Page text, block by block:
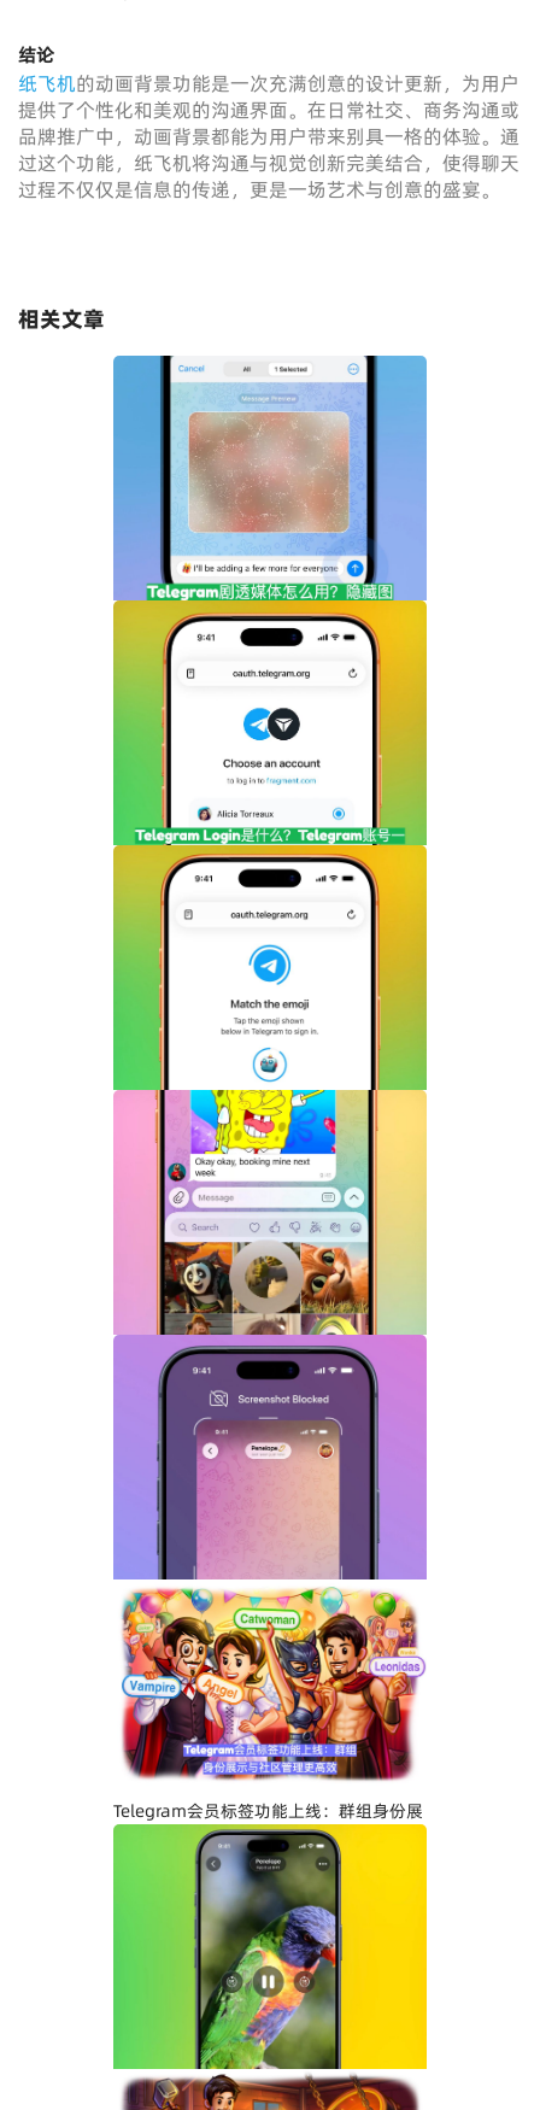
结论
纸飞机的动画背景功能是一次充满创意的设计更新，为用户
提供了个性化和美观的沟通界面。在日常社交、商务沟通或
品牌推广中，动画背景都能为用户带来别具一格的体验。通
过这个功能，纸飞机将沟通与视觉创新完美结合，使得聊天
过程不仅仅是信息的传递，更是一场艺术与创意的盛宴。
相关文章
频内容完整指南
一键登录功能全面解析
Telegram机器人流式响应功能详解：AI回
复实时生成体验升级
Telegram GIF标题功能上线：动态图也能
添加文字说明与表情内容
Telegram关闭私聊分享功能详解：增强聊
天隐私与内容保护
Telegram会员标签功能上线：群组身份展
示与社区管理更高效